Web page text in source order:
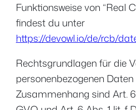
Funktionsweise von “Real
findest du unter
https://devowl.io/de/rcb/
Rechtsgrundlagen für die
personenbezogenen
Zusammenhang sind Art.